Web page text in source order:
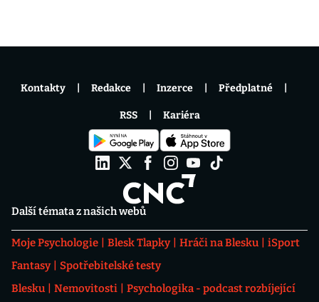
Další témata z našich webů
Moje Psychologie Blesk Tlapky Hráči na Blesku
iSport
Fantasy
Spotřebitelské testy
Blesku
Nemovitosti
Psychologika - podcast rozbíjející
Kontakty Redakce Inzerce Předplatné
RSS Kariéra